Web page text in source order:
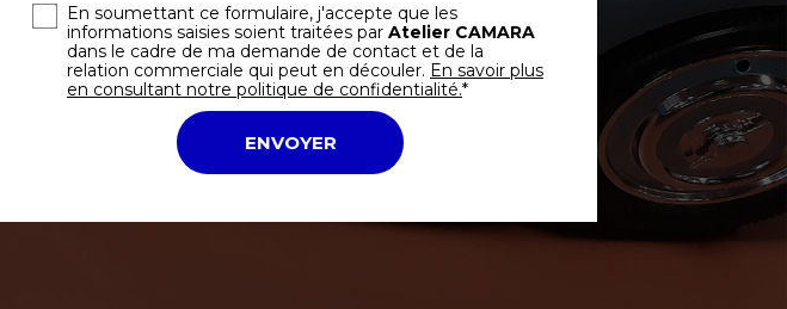
En soumettant ce formulaire, j'accepte que les
informations saisies soient traitées par Atelier CAMARA
dans le cadre de ma demande de contact et de la
relation commerciale qui peut en découler. En savoir plus
en consultant notre politique de confidentialité.*